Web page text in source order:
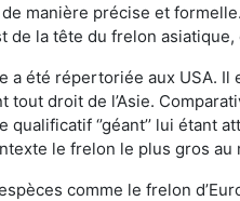
manière précise et
la tête du frelon
été répertoriée aux USA.
droit de l’Asie.
‘’géant’’ lui
le frelon le plus gros
comme le frelon